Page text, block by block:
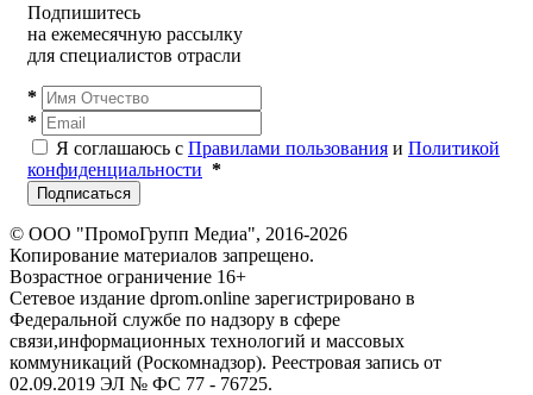
Подпишитесь
на ежемесячную рассылку
для специалистов отрасли
*
*
Я соглашаюсь с Правилами пользования и Политикой
конфиденциальности *
Подписаться
© ООО "ПромоГрупп Медиа", 2016-2026
Копирование материалов запрещено.
Возрастное ограничение 16+
Сетевое издание dprom.online зарегистрировано в
Федеральной службе по надзору в сфере
связи,информационных технологий и массовых
коммуникаций (Роскомнадзор). Реестровая запись от
02.09.2019 ЭЛ № ФС 77 - 76725.